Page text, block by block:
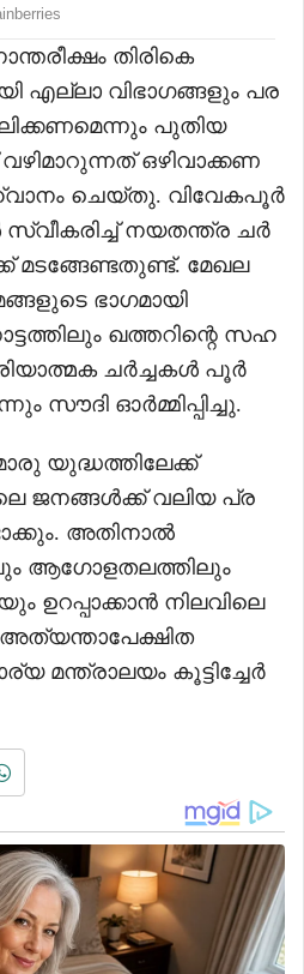
തിരികെ
എല്ലാ വിഭാഗങ്ങളും പര
പുതിയ
ഒഴിവാക്കണ
ചെയ്തു. വിവേകപൂർ
നയതന്ത്ര ചർ
മടങ്ങേണ്ടതുണ്ട്. മേഖല
ഭാഗമായി
ഖത്തറിന്റെ സഹ
ചർച്ചകൾ പൂർ
സൗദി ഓർമ്മിപ്പിച്ചു.
യുദ്ധത്തിലേക്ക്
ജനങ്ങൾക്ക് വലിയ പ്ര
അതിനാൽ
ആഗോളതലത്തിലും
നിലവിലെ
മന്ത്രാലയം കൂട്ടിച്ചേർ